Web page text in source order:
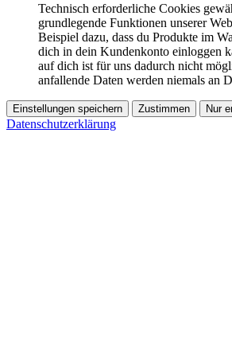
Technisch erforderliche Cookies
grundlegende Funktionen unserer
Beispiel dazu, dass du Produkte im
dich in dein Kundenkonto einloggen
auf dich ist für uns dadurch nicht
anfallende Daten werden niemals an
Einstellungen speichern Zustimmen Nur
Datenschutzerklärung